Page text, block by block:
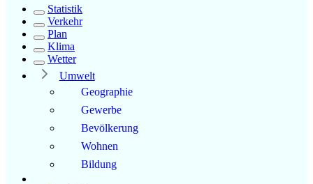
Statistik
Verkehr
Plan
Klima
Wetter
Umwelt
Geographie
Gewerbe
Bevölkerung
Wohnen
Bildung